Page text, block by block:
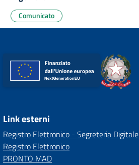
Comunicato
Link esterni
Registro Elettronico - Segreteria Digitale
Registro Elettronico
PRONTO MAD